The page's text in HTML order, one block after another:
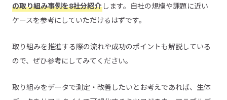
の取り組み事例を8社分紹介 します。自社の規模や課題に近い
ケースを参考にしていただけるはずです。
取り組みを推進する際の流れや成功のポイントも解説している
ので、ぜひ参考にしてみてください。
取り組みをデータで測定・改善したいとお考えであれば、生体